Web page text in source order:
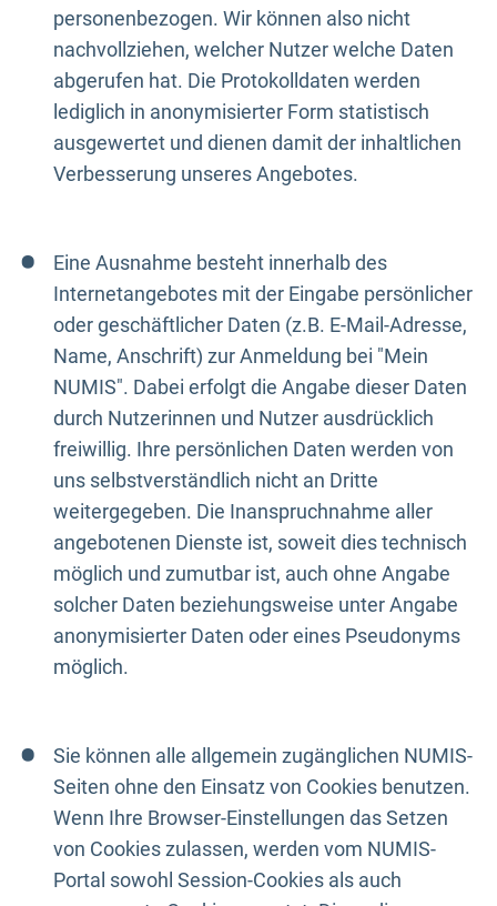
personenbezogen. Wir können also nicht
nachvollziehen, welcher Nutzer welche Daten
abgerufen hat. Die Protokolldaten werden
lediglich in anonymisierter Form statistisch
ausgewertet und dienen damit der inhaltlichen
Verbesserung unseres Angebotes.
Eine Ausnahme besteht innerhalb des
Internetangebotes mit der Eingabe persönlicher
oder geschäftlicher Daten (z.B. E-Mail-Adresse,
Name, Anschrift) zur Anmeldung bei "Mein
NUMIS". Dabei erfolgt die Angabe dieser Daten
durch Nutzerinnen und Nutzer ausdrücklich
freiwillig. Ihre persönlichen Daten werden von
uns selbstverständlich nicht an Dritte
weitergegeben. Die Inanspruchnahme aller
angebotenen Dienste ist, soweit dies technisch
möglich und zumutbar ist, auch ohne Angabe
solcher Daten beziehungsweise unter Angabe
anonymisierter Daten oder eines Pseudonyms
möglich.
Sie können alle allgemein zugänglichen NUMIS-
Seiten ohne den Einsatz von Cookies benutzen.
Wenn Ihre Browser-Einstellungen das Setzen
von Cookies zulassen, werden vom NUMIS-
Portal sowohl Session-Cookies als auch